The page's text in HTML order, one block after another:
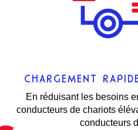
CHARGEMENT
En réduisant les besoins
conducteurs de chariots
conducteurs